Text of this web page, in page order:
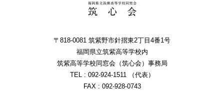
〒818-0081 筑紫野市針摺東2丁⽬4番1号
福岡県⽴筑紫⾼等学校内
筑紫⾼等学校同窓会（筑⼼会）事務局
TEL : 092-924-1511 （代表）
FAX : 092-928-0743